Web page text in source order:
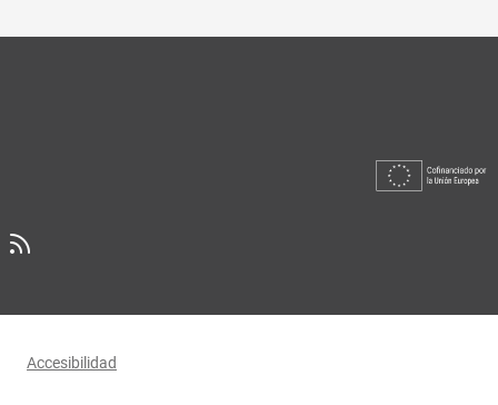
Accesibilidad